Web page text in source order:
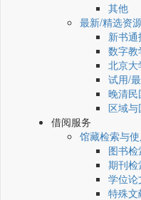
其他
最新/精选资
新书通
数字
北京大
试用/
晚清民
区域
借阅服务
馆藏检索与
图书检
期刊检
学位
特殊